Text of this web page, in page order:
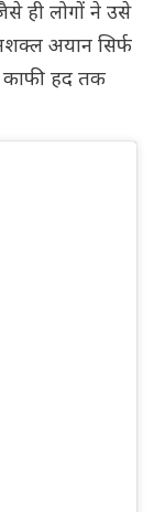
ही लोगों ने उसे
अयान सिर्फ
काफी हद तक